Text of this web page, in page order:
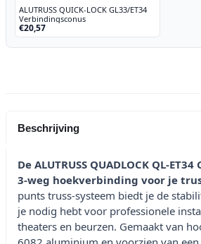
ALUTRUSS QUICK-LOCK GL33/ET34
Verbindingsconus
€20,57
Beschrijving
De ALUTRUSS QUADLOCK QL-
3-weg hoekverbinding voor je
punts truss-systeem biedt je de
je nodig hebt voor professionele
theaters en beurzen. Gemaakt van